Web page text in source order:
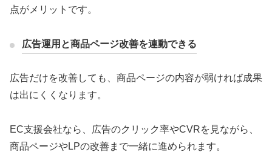
点がメリットです。
広告運用と商品ページ改善を連動できる
広告だけを改善しても、商品ページの内容が弱ければ成果
は出にくくなります。
EC支援会社なら、広告のクリック率やCVRを見ながら、
商品ページやLPの改善まで一緒に進められます。